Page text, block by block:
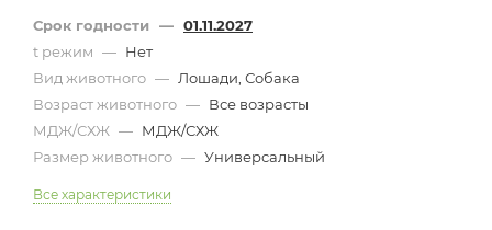
Срок годности — 01.11.2027
t режим — Нет
Вид животного — Лошади, Собака
Возраст животного — Все возрасты
МДЖ/СХЖ — МДЖ/СХЖ
Размер животного — Универсальный
Все характеристики